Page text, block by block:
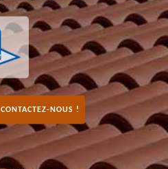
CONTACTEZ-NOUS !